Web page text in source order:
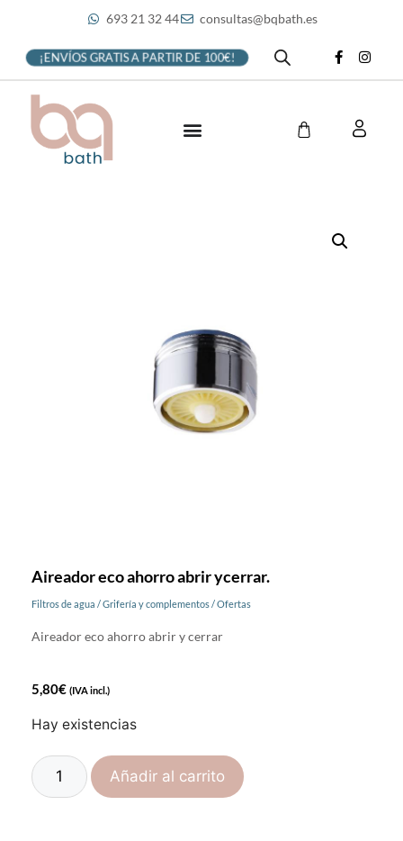
693 21 32 44 consultas@bqbath.es
¡ENVÍOS GRATIS A PARTIR DE 100€!
Aireador eco ahorro abrir ycerrar.
Filtros de agua /Grifería y complementos /Ofertas
Aireador eco ahorro abrir y cerrar
5,80€ (IVA incl.)
Hay existencias
Añadir al carrito